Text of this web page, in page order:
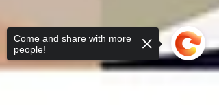
Come and share with more
people!